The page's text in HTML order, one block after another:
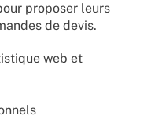
proposer leurs
de devis.
web et